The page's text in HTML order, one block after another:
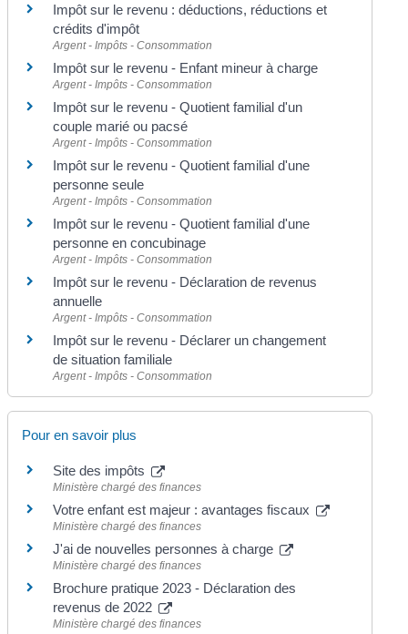
Impôt sur le revenu : déductions, réductions et
crédits d'impôt
Argent - Impôts - Consommation
Impôt sur le revenu - Enfant mineur à charge
Argent - Impôts - Consommation
Impôt sur le revenu - Quotient familial d'un
couple marié ou pacsé
Argent - Impôts - Consommation
Impôt sur le revenu - Quotient familial d'une
personne seule
Argent - Impôts - Consommation
Impôt sur le revenu - Quotient familial d'une
personne en concubinage
Argent - Impôts - Consommation
Impôt sur le revenu - Déclaration de revenus
annuelle
Argent - Impôts - Consommation
Impôt sur le revenu - Déclarer un changement
de situation familiale
Argent - Impôts - Consommation
Pour en savoir plus
Site des impôts
Ministère chargé des finances
Votre enfant est majeur : avantages fiscaux
Ministère chargé des finances
J'ai de nouvelles personnes à charge
Ministère chargé des finances
Brochure pratique 2023 - Déclaration des
revenus de 2022
Ministère chargé des finances